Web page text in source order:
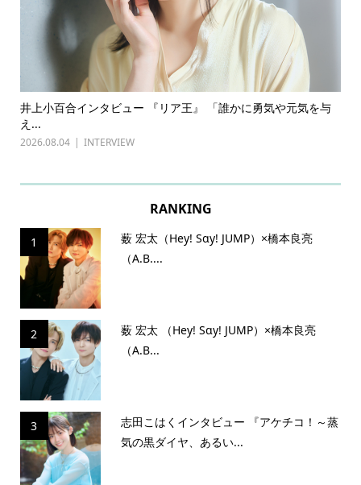
井上小百合インタビュー 『リア王』 「誰かに勇気や元気を与
え...
2026.08.04 INTERVIEW
RANKING
1
薮 宏太（Hey! Sɑy! JUMP）×橋本良亮
（A.B....
2
薮 宏太 （Hey! Sɑy! JUMP）×橋本良亮
（A.B...
3
志田こはくインタビュー 『アケチコ！～蒸
気の黒ダイヤ、あるい...